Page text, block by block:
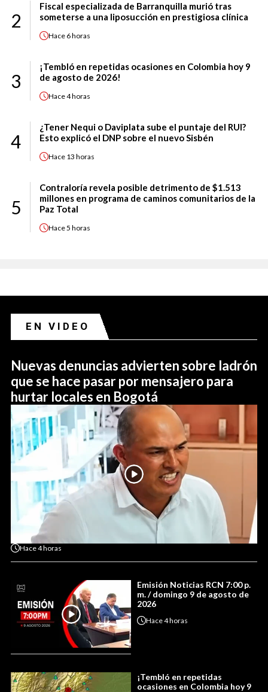
2
Fiscal especializada de Barranquilla murió tras
someterse a una liposucción en prestigiosa clínica
Hace 6 horas
3
¡Tembló en repetidas ocasiones en Colombia hoy 9
de agosto de 2026!
Hace4 horas
4
¿Tener Nequi o Daviplata sube el puntaje del RUI?
Esto explicó el DNP sobre el nuevo Sisbén
Hace 13 horas
5
Contraloría revela posible detrimento de $1.513
millones en programa de caminos comunitarios de la
Paz Total
Hace5 horas
EN VIDEO
Nuevas denuncias advierten sobre ladrón
que se hace pasar por mensajero para
hurtar locales en Bogotá
Hace4 horas
Emisión Noticias RCN 7:00 p.
m. / domingo 9 de agosto de
2026
Hace4 horas
¡Tembló en repetidas
ocasiones en Colombia hoy 9